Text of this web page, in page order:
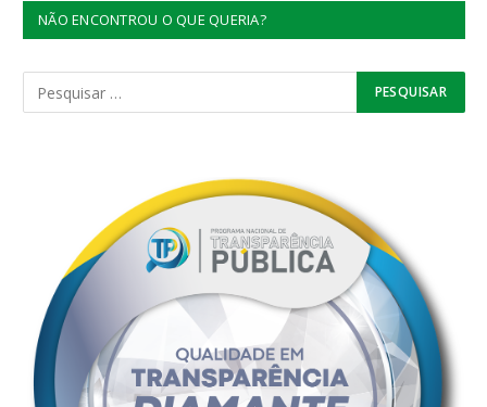
NÃO ENCONTROU O QUE QUERIA?